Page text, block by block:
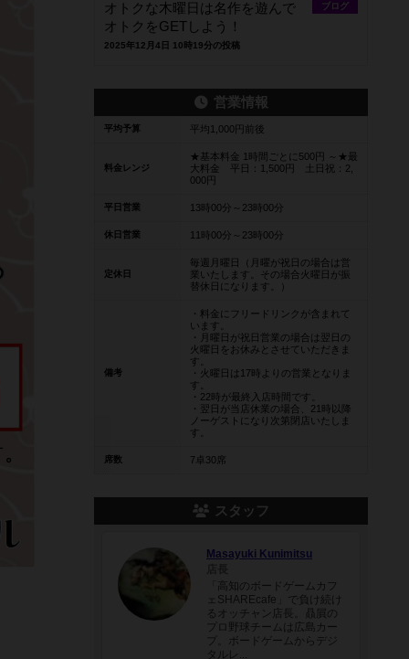
ブログ
オトクな木曜日は名作を遊んで
オトクをGETしよう！
2025年12月4日 10時19分の投稿
営業情報
平均予算 平均1,000円前後
料金レンジ
★基本料金 1時間ごとに500円 ～★最
大料金 平日：1,500円 土日祝：2,
000円
平日営業 13時00分～23時00分
休日営業 11時00分～23時00分
定休日
毎週月曜日（月曜が祝日の場合は営
業いたします。その場合火曜日が振
替休日になります。）
備考
・料金にフリードリンクが含まれて
います。
・月曜日が祝日営業の場合は翌日の
火曜日をお休みとさせていただきま
す。
・火曜日は17時よりの営業となりま
す。
・22時が最終入店時間です。
・翌日が当店休業の場合、21時以降
ノーゲストになり次第閉店いたしま
す。
席数 7卓30席
スタッフ
Masayuki Kunimitsu
「高知のボードゲームカフ
ェSHAREcafe」で負け続け
るオッチャン店長。贔屓の
プロ野球チームは広島カー
プ。ボードゲームからデジ
タルレ...